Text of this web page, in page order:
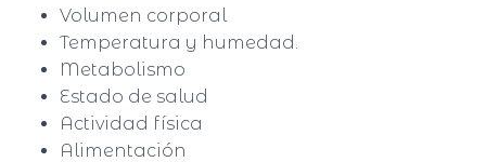
Volumen corporal
Temperatura y humedad.
Metabolismo
Estado de salud
Actividad física
Alimentación